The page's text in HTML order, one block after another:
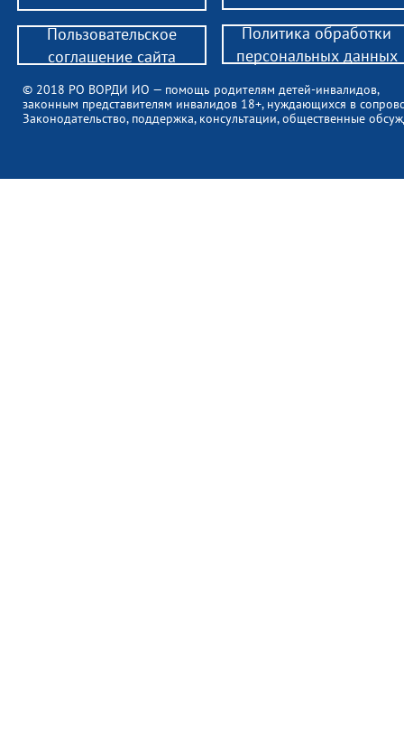
© 2018 РО ВОРДИ ИО — помощь родителям детей-инвалидов,
законным представителям инвалидов 18+, нуждающихся в
Законодательство, поддержка, консультации, общественные
Пользовательское
соглашение сайта
Политика обработки
персональных данных